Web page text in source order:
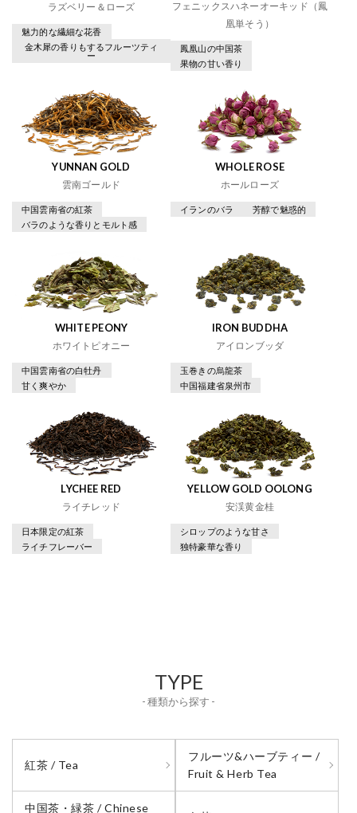
ラズベリー＆ローズ
魅力的な繊細な花香
金木犀の香りもするフルーツティ
ー
フェニックスハネーオーキッド（鳳
凰単そう）
鳳凰山の中国茶
果物の甘い香り
YUNNAN GOLD
雲南ゴールド
中国雲南省の紅茶
バラのような香りとモルト感
WHOLE ROSE
ホールローズ
イランのバラ 芳醇で魅惑的
WHITE PEONY
ホワイトピオニー
中国雲南省の白牡丹
甘く爽やか
IRON BUDDHA
アイロンブッダ
玉巻きの烏龍茶
中国福建省泉州市
LYCHEE RED
ライチレッド
日本限定の紅茶
ライチフレーバー
YELLOW GOLD OOLONG
安渓黄金桂
シロップのような甘さ
独特豪華な香り
TYPE
- 種類から探す -
紅茶 / Tea
フルーツ&ハーブティー /
Fruit & Herb Tea
中国茶・緑茶 / Chinese